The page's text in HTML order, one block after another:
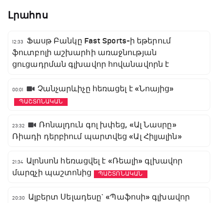
Լրահոս
12:33
Ֆասթ Բանկը Fast Sports-ի եթերում
ֆուտբոլի աշխարհի առաջնության
ցուցադրման գլխավոր հովանավորն է
00:01 Չանչարևիչը հեռացել է «Նոայից»
ՊԱՇՏՈՆԱԿԱՆ
23:32
Ռոնալդուն գոլ խփեց, «Ալ Նասրը»
Ռիադի դերբիում պարտվեց «Ալ Հիլյալին»
21:34 Ալոնսոն հեռացվել է «Ռեալի» գլխավոր
մարզչի պաշտոնից
ՊԱՇՏՈՆԱԿԱՆ
20:30
Ալբերտ Սելադեսը` «Պաֆոսի» գլխավոր